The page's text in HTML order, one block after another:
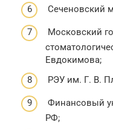
Сеченовский
Московский
Евдокимова;
РЭУ им. Г. В.
Финансовый
РФ;